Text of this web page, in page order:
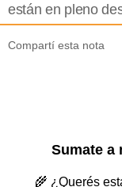
están en pleno
Compartí esta nota
Sumate a
🌾 ¿Querés